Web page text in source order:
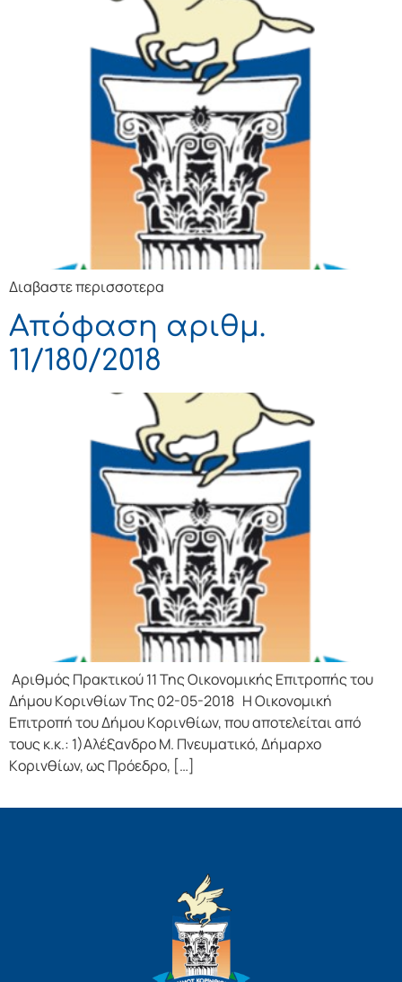
Διαβαστε περισσοτερα
Απόφαση αριθμ.
11/180/2018
Αριθμός Πρακτικού 11 Της Οικονομικής Επιτρoπής τoυ
Δήμoυ Κoριvθίωv Της 02-05-2018 Η Οικονομική
Επιτρoπή τoυ Δήμoυ Κoριvθίωv, πoυ απoτελείται από
τoυς κ.κ.: 1)Αλέξανδρο Μ. Πνευματικό, Δήμαρχo
Κoριvθίωv, ως Πρόεδρo, […]